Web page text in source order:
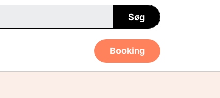
Søg
Booking